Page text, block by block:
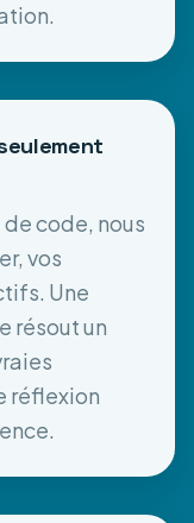
code, nous
vos
Une
résout un
réflexion